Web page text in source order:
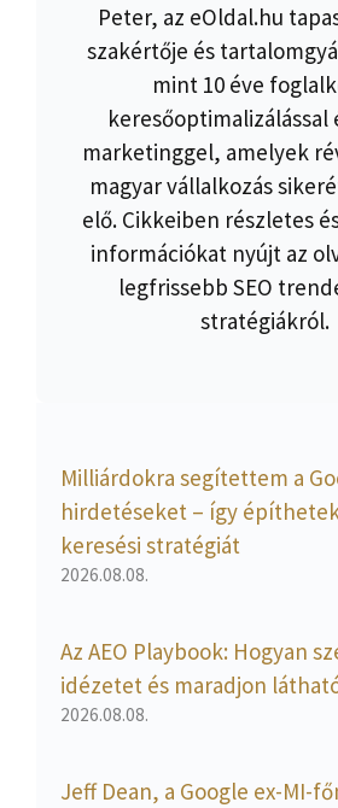
Peter, az eOldal.hu
szakértője és
mint 10 éve
keresőoptimalizálással
marketinggel, amelyek
magyar vállalkozás
elő. Cikkeiben részletes
információkat nyújt az
legfrissebb SEO
stratégiákról.
Milliárdokra segítettem a
hirdetéseket – így
keresési stratégiát
2026.08.08.
Az AEO Playbook: Hogyan
idézetet és maradjon
2026.08.08.
Jeff Dean, a Google ex-MI-